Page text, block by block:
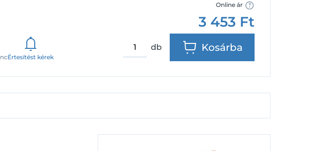
Értesítést kérek
Online ár
3 453 Ft
db Kosárba